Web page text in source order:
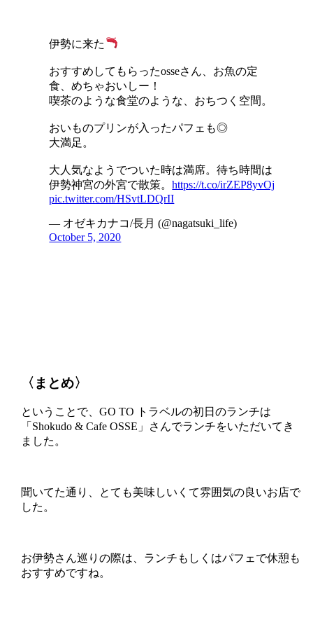
伊勢に来た
おすすめしてもらったosseさん、お魚の定
食、めちゃおいしー！
喫茶のような食堂のような、おちつく空間。
おいものプリンが入ったパフェも◎
大満足。
大人気なようでついた時は満席。待ち時間は
伊勢神宮の外宮で散策。https://t.co/irZEP8yvOj
pic.twitter.com/HSvtLDQrII
— オゼキカナコ/長月 (@nagatsuki_life)
October 5, 2020
〈まとめ〉
ということで、GO TO トラベルの初日のランチは
「Shokudo & Cafe OSSE」さんでランチをいただいてき
ました。
聞いてた通り、とても美味しいくて雰囲気の良いお店で
した。
お伊勢さん巡りの際は、ランチもしくはパフェで休憩も
おすすめですね。